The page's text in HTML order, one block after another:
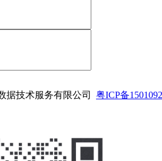
据技术服务有限公司 粤ICP备